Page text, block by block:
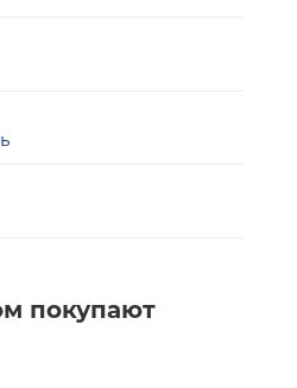
покупают